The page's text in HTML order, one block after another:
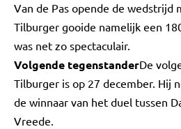
Van de Pas opende de wedstrijd
Tilburger gooide namelijk een
was net zo spectaculair.
Volgende tegenstanderDe
Tilburger is op 27 december. Hij
de winnaar van het duel tussen
Vreede.